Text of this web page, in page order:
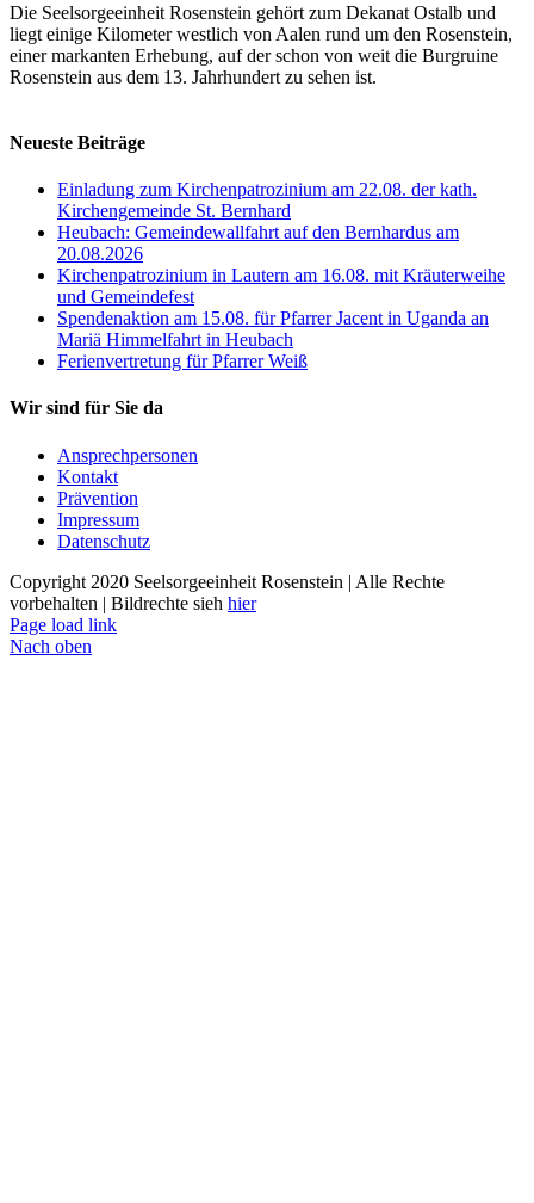
Die Seelsorgeeinheit Rosenstein gehört zum Dekanat Ostalb und
liegt einige Kilometer westlich von Aalen rund um den Rosenstein,
einer markanten Erhebung, auf der schon von weit die Burgruine
Rosenstein aus dem 13. Jahrhundert zu sehen ist.
Neueste Beiträge
Einladung zum Kirchenpatrozinium am 22.08. der kath.
Kirchengemeinde St. Bernhard
Heubach: Gemeindewallfahrt auf den Bernhardus am
20.08.2026
Kirchenpatrozinium in Lautern am 16.08. mit Kräuterweihe
und Gemeindefest
Spendenaktion am 15.08. für Pfarrer Jacent in Uganda an
Mariä Himmelfahrt in Heubach
Ferienvertretung für Pfarrer Weiß
Wir sind für Sie da
Ansprechpersonen
Kontakt
Prävention
Impressum
Datenschutz
Copyright 2020 Seelsorgeeinheit Rosenstein | Alle Rechte
vorbehalten | Bildrechte sieh hier
Page load link
Nach oben